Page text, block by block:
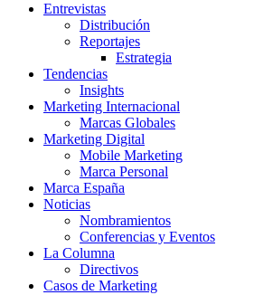
Entrevistas
Distribución
Reportajes
Estrategia
Tendencias
Insights
Marketing Internacional
Marcas Globales
Marketing Digital
Mobile Marketing
Marca Personal
Marca España
Noticias
Nombramientos
Conferencias y Eventos
La Columna
Directivos
Casos de Marketing